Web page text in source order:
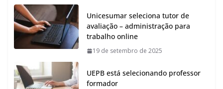
Unicesumar seleciona tutor de
avaliação – administração para
trabalho online
19 de setembro de 2025
UEPB está selecionando professor
formador